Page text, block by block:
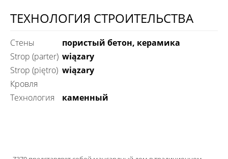
ТЕХНОЛОГИЯ СТРОИТЕЛЬСТВА
Стены
пористый бетон, керамика
Strop (parter) wiązary
Strop (piętro) wiązary
Кровля
технология
каменный